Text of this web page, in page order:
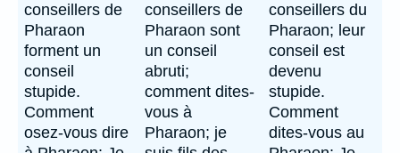
conseillers de
Pharaon
forment un
conseil
stupide.
Comment
osez-vous dire
conseillers de
Pharaon sont
un conseil
abruti;
comment dites-
vous à
Pharaon; je
conseillers du
Pharaon; leur
conseil est
devenu
stupide.
Comment
dites-vous au